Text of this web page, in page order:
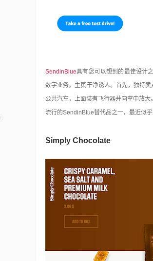
SendinBlue具有您可以想到的最佳设计
数字业务。主页干净诱人。首先，独特
公共汽车，上面装有飞行器并向空中放
流行的SendinBlue替代品之一，最近似乎
Simply Chocolate